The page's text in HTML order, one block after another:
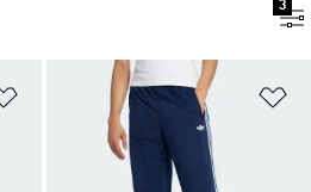
3
Zur Wunschliste hinzufügen